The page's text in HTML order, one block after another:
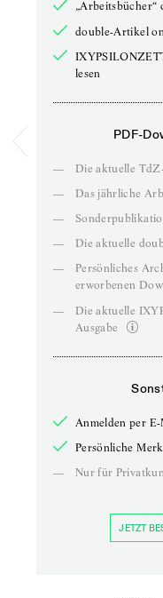
„Arbeitsbücher“
double-Artikel
lesen
PDF-
—
Die aktuelle
—
Das jährliche
—
—
Die aktuelle
—
Persönliches
erworbenen
—
Die aktuelle
Ausgabe
Anmelden per
Persönliche
—
Nur für
JETZT